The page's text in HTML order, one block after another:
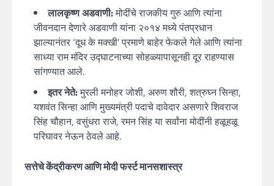
लालकृष्ण अडवाणी:मोदींचे राजकीय गुरु आणि त्यांना
जीवनदान देणारे अडवाणी यांना २०१४ मध्ये पंतप्रधान
झाल्यानंतर ‘दूध के मक्खी’ प्रमाणे बाहेर फेकले गेले आणि त्यांना
साध्या राम मंदिर उद्घाटनाच्या सोहळ्यापासूनही दूर राहण्यास
सांगण्यात आले.
इतर नेते:मुरली मनोहर जोशी, अरुण शौरी, शत्रुघ्न सिन्हा,
यशवंत सिन्हा आणि मुख्यमंत्री पदाचे दावेदार असणारे शिवराज
सिंह चौहान, वसुंधरा राजे, रमन सिंह या सर्वांना मोदींनी हळूहळू
परिघावर नेऊन ठेवले आहे.
सत्तेचे केंद्रीकरण आणि मोदी फर्स्ट मानसशास्त्र